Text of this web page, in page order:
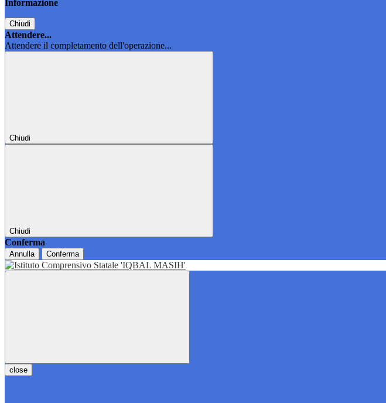
Informazione
Chiudi
Attendere...
Attendere il completamento dell'operazione...
Chiudi
Chiudi
Conferma
Annulla Conferma
close